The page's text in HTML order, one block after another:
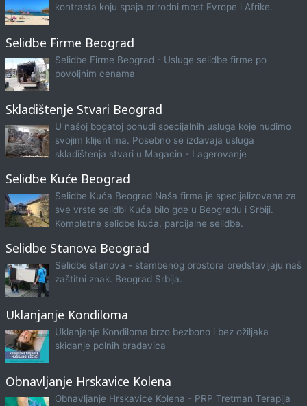
kontrasta koju spaja prirodni most Evrope i Afrike.
Selidbe Firme Beograd
Selidbe Firme Beograd - Usluge selidbe firme po
povoljnim cenama
Skladištenje Stvari Beograd
U našoj bogatoj ponudi specijalnih usluga koje nudimo
svojim klijentima. Posebno se izdavaja usluga
skladištenja stvari u Magacin - Lagerovanje
Selidbe Kuće Beograd
Selidbe Kuća Beograd Naša firma je specijalizovana za
sve vrste selidbi Kuća bilo gde u Beogradu i Srbiji.
Kompletne selidbe kuća, parcijalne selidbe.
Selidbe Stanova Beograd
Selidbe stanova - stambenog prostora predstavljaju naš
zaštitni znak. Beograd Srbija.
Uklanjanje Kondiloma
Uklanjanje Kondiloma brzo bezbono i bez ožiljaka
skidanje polnih bradavica
Obnavljanje Hrskavice Kolena
Obnavljanje Hrskavice Kolena - PRP Tretman Terapija